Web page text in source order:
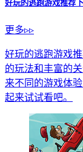
好玩的逃跑游戏推荐
更多▹▹
好玩的逃跑游戏
的玩法和丰富的
来不同的游戏体
起来试试看吧。